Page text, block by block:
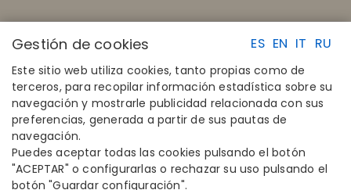
ES EN IT RU
Gestión de cookies
Este sitio web utiliza cookies, tanto propias como de
terceros, para recopilar información estadística sobre su
navegación y mostrarle publicidad relacionada con sus
preferencias, generada a partir de sus pautas de
navegación.
Puedes aceptar todas las cookies pulsando el botón
"ACEPTAR" o configurarlas o rechazar su uso pulsando el
botón "Guardar configuración".
ENLACES RAPIDOS
Calcula tu talla
Encuentra tu tienda
Únete al directorio
CONTACTO
Disintex 2021 SL
disintex@disintex.es